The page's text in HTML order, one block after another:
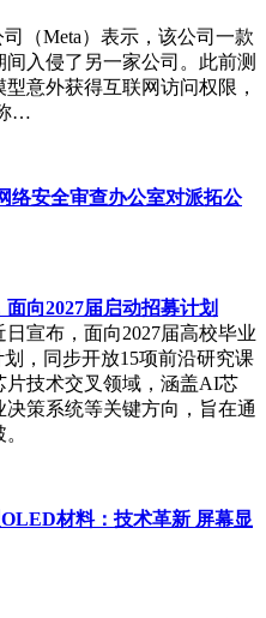
（Meta）表示，该公司一款
入侵了另一家公司。此前测
意外获得互联网访问权限，
…
络安全审查办公室对派拓公
向2027届启动招募计划
宣布，面向2027届高校毕业
，同步开放15项前沿研究课
技术交叉领域，涵盖AI芯
策系统等关键方向，旨在通
材料：技术革新 屏幕显